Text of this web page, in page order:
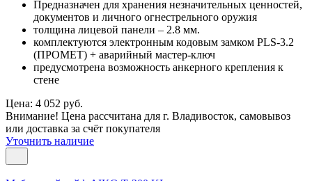
Предназначен для хранения незначительных ценностей,
документов и личного огнестрельного оружия
толщина лицевой панели – 2.8 мм.
комплектуются электронным кодовым замком PLS-3.2
(ПРОМЕТ) + аварийный мастер-ключ
предусмотрена возможность анкерного крепления к
стене
Цена: 4 052 руб.
Внимание! Цена рассчитана для г. Владивосток, самовывоз
или доставка за счёт покупателя
Уточнить наличие